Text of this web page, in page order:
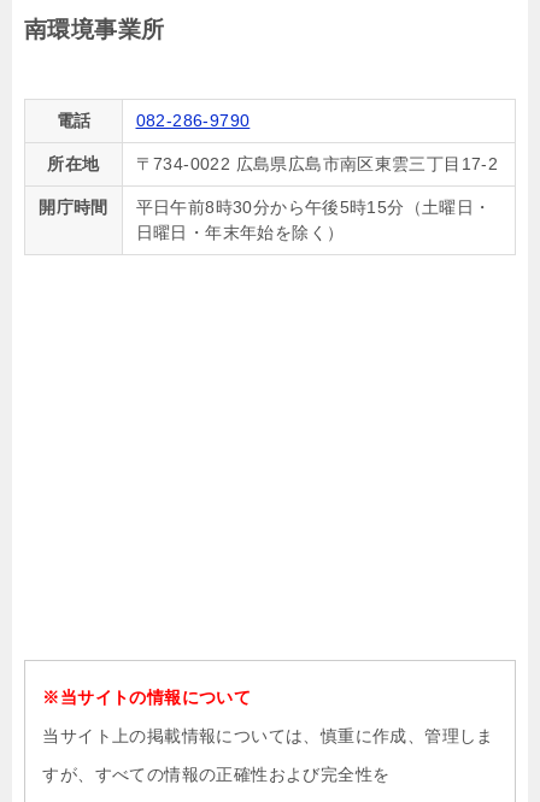
南環境事業所
電話 082-286-9790
所在地 〒734-0022 広島県広島市南区東雲三丁目17-2
開庁時間
平日午前8時30分から午後5時15分（土曜日・
日曜日・年末年始を除く）
※当サイトの情報について
当サイト上の掲載情報については、慎重に作成、管理しま
すが、すべての情報の正確性および完全性を